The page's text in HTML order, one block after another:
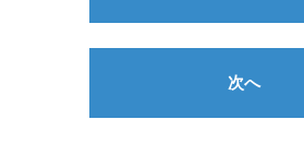
次へ